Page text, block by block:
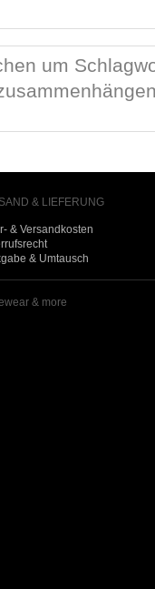
um
& LIEFERUNG
& Versandkosten
& Umtausch
& more